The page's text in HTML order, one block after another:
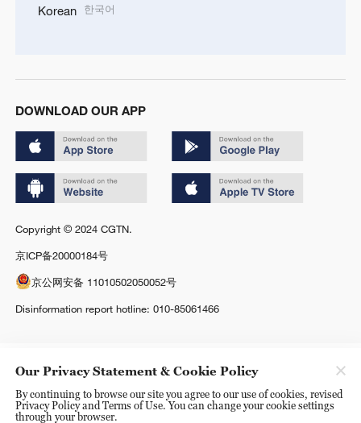
Korean 한국어
DOWNLOAD OUR APP
Copyright © 2024 CGTN.
京ICP备20000184号
京公网安备 11010502050052号
Disinformation report hotline: 010-85061466
Our Privacy Statement & Cookie Policy
By continuing to browse our site you agree to our use of cookies, revised
Privacy Policy and Terms of Use. You can change your cookie settings
through your browser.